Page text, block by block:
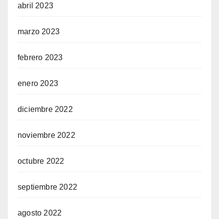
abril 2023
marzo 2023
febrero 2023
enero 2023
diciembre 2022
noviembre 2022
octubre 2022
septiembre 2022
agosto 2022